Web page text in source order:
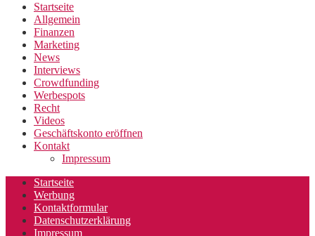
Startseite
Allgemein
Finanzen
Marketing
News
Interviews
Crowdfunding
Werbespots
Recht
Videos
Geschäftskonto eröffnen
Kontakt
Impressum
Startseite
Werbung
Kontaktformular
Datenschutzerklärung
Impressum